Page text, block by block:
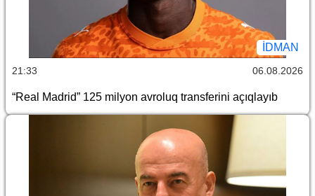
İDMAN
21:33 06.08.2026
“Real Madrid” 125 milyon avroluq transferini açıqlayıb